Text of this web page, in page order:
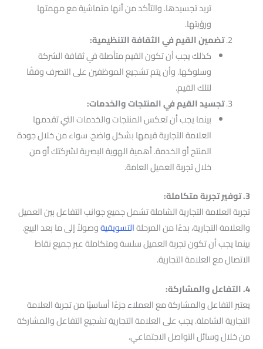
تريد تجسيدها. والتأكد من أنها متماشية مع مهمتها
ورؤيتها.
تضمين القيم في الثقافة التنظيمية:
كذلك يجب أن تكون القيم متأصلة في ثقافة الشركة
وسلوكها. وأن يتم تشجيع الموظفين على التصرف وفقًا
لتلك القيم.
تجسيد القيم في المنتجات والخدمات:
بينما يجب أن تعكس المنتجات والخدمات التي تقدمها
العلامة التجارية قيمها بشكل واضح. سواء من خلال جودة
المنتج أو الخدمة. أهمية الهوية البصرية لشركتك أو من
خلال تجربة العميل العامة.
3. توفير تجربة متكاملة:
تجربة العلامة التجارية الشاملة تشمل جميع جوانب التفاعل بين العميل
والعلامة التجارية، بدءًا من المرحلةالتسويقيةوصولاً إلى ما بعد البيع.
بينما يجب أن تكون تجربة العميل سلسة ومتكاملة عبر جميع نقاط
الاتصال مع العلامة التجارية.
4. التفاعل والمشاركة:
يعتبر التفاعل والمشاركة مع العملاء جزءًا أساسيًا من تجربة العلامة
التجارية الشاملة. يجب على العلامة التجارية تشجيع التفاعل والمشاركة
من خلال وسائل التواصل الاجتماعي.